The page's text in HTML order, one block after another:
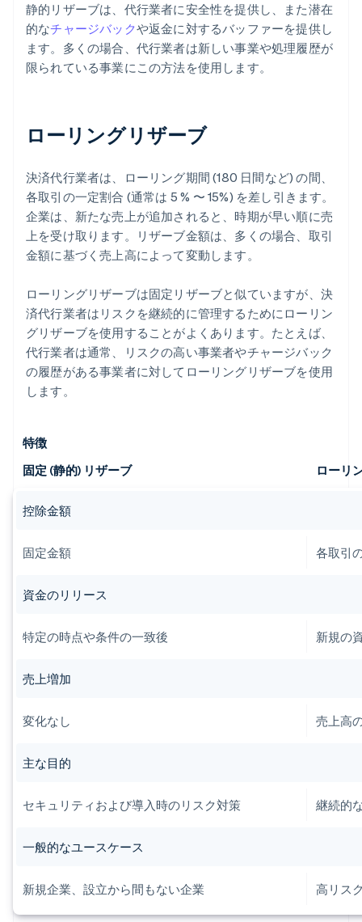
静的リザーブは、代行業者に安全性を提供し、また潜在
的なチャージバックや返金に対するバッファーを提供し
ます。多くの場合、代行業者は新しい事業や処理履歴が
限られている事業にこの方法を使用します。
ローリングリザーブ
決済代行業者は、ローリング期間 (180 日間など) の間、
各取引の一定割合 (通常は 5 % 〜 15%) を差し引きます。
企業は、新たな売上が追加されると、時期が早い順に売
上を受け取ります。リザーブ金額は、多くの場合、取引
金額に基づく売上高によって変動します。
ローリングリザーブは固定リザーブと似ていますが、決
済代行業者はリスクを継続的に管理するためにローリン
グリザーブを使用することがよくあります。たとえば、
代行業者は通常、リスクの高い事業者やチャージバック
の履歴がある事業者に対してローリングリザーブを使用
します。
特徴
固定 (静的) リザーブ
ローリ
控除金額
固定金額 各取引
資金のリリース
特定の時点や条件の一致後 新規の
売上増加
変化なし 売上高
主な目的
セキュリティおよび導入時のリスク対策 継続的
一般的なユースケース
新規企業、設立から間もない企業 高リス